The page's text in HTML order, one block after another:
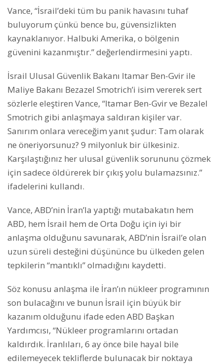
Vance, “İsrail’deki tüm bu panik havasını tuhaf
buluyorum çünkü bence bu, güvensizlikten
kaynaklanıyor. Halbuki Amerika, o bölgenin
güvenini kazanmıştır.” değerlendirmesini yaptı.
İsrail Ulusal Güvenlik Bakanı Itamar Ben-Gvir ile
Maliye Bakanı Bezazel Smotrich’i isim vererek sert
sözlerle eleştiren Vance, “Itamar Ben-Gvir ve Bezalel
Smotrich gibi anlaşmaya saldıran kişiler var.
Sanırım onlara vereceğim yanıt şudur: Tam olarak
ne öneriyorsunuz? 9 milyonluk bir ülkesiniz.
Karşılaştığınız her ulusal güvenlik sorununu çözmek
için sadece öldürerek bir çıkış yolu bulamazsınız.”
ifadelerini kullandı.
Vance, ABD’nin İran’la yaptığı mutabakatın hem
ABD, hem İsrail hem de Orta Doğu için iyi bir
anlaşma olduğunu savunarak, ABD’nin İsrail’e olan
uzun süreli desteğini düşününce bu ülkeden gelen
tepkilerin “mantıklı” olmadığını kaydetti.
Söz konusu anlaşma ile İran’ın nükleer programının
son bulacağını ve bunun İsrail için büyük bir
kazanım olduğunu ifade eden ABD Başkan
Yardımcısı, “Nükleer programlarını ortadan
kaldırdık. İranlıları, 6 ay önce bile hayal bile
edilemeyecek tekliflerde bulunacak bir noktaya